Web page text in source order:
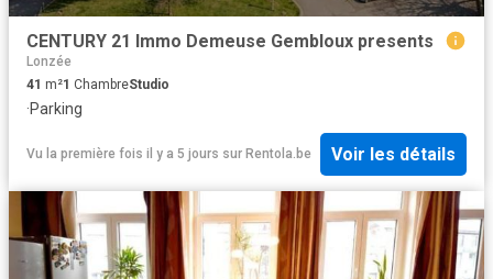
CENTURY 21 Immo Demeuse Gembloux presents
Lonzée
41 m²1 ChambreStudio
·Parking
Vu la première fois il y a 5 jours sur Rentola.be Voir les détails